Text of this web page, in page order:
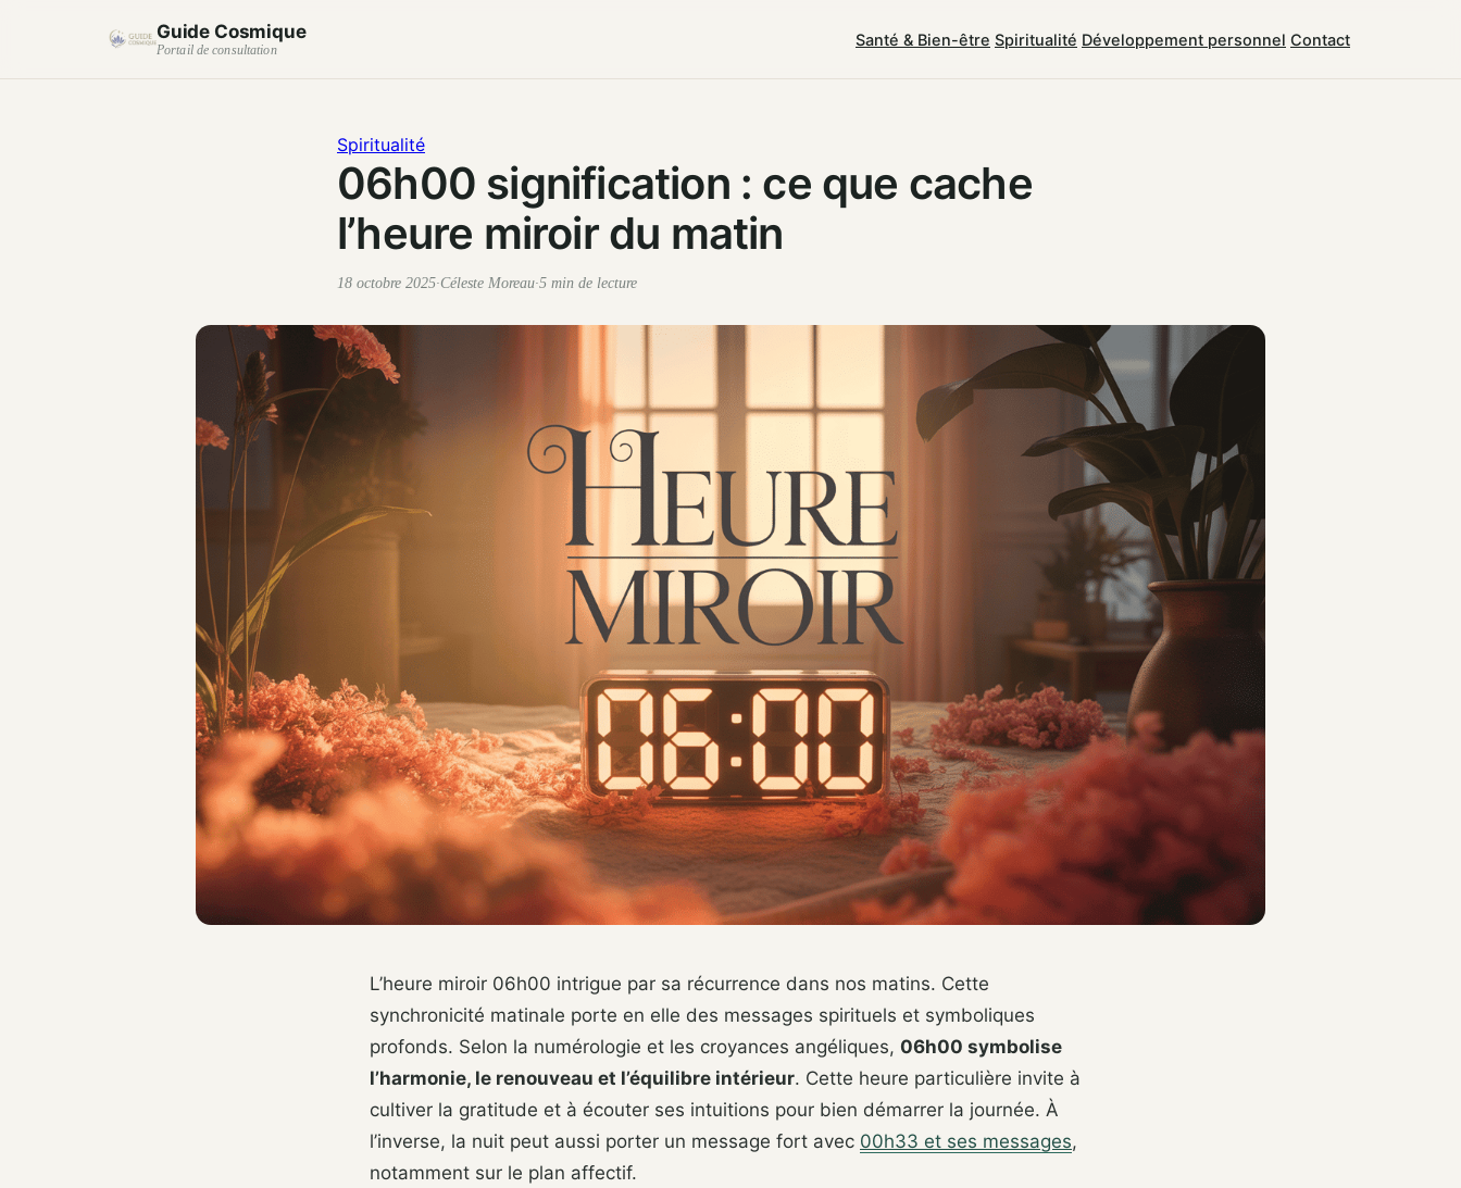
Guide Cosmique
Portail de consultation
Santé & Bien-être Spiritualité Développement personnel Contact
Spiritualité
06h00 signification : ce que cache
l’heure miroir du matin
18 octobre 2025·Céleste Moreau·5 min de lecture
L’heure miroir 06h00 intrigue par sa récurrence dans nos matins. Cette
synchronicité matinale porte en elle des messages spirituels et symboliques
profonds. Selon la numérologie et les croyances angéliques, 06h00 symbolise
l’harmonie, le renouveau et l’équilibre intérieur. Cette heure particulière invite à
cultiver la gratitude et à écouter ses intuitions pour bien démarrer la journée. À
l’inverse, la nuit peut aussi porter un message fort avec 00h33 et ses messages,
notamment sur le plan affectif.